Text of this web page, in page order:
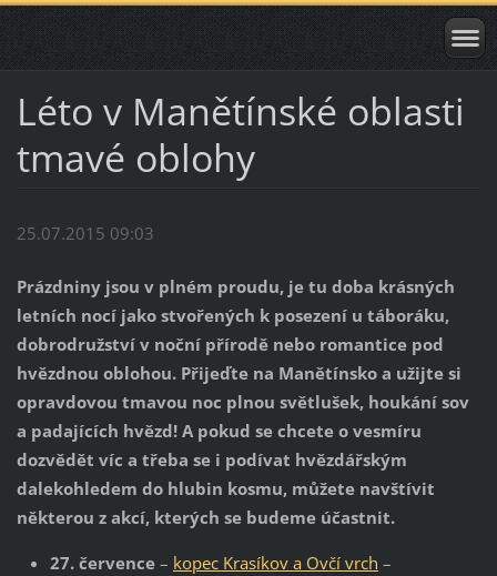
Léto v Manětínské oblasti
tmavé oblohy
25.07.2015 09:03
Prázdniny jsou v plném proudu, je tu doba krásných
letních nocí jako stvořených k posezení u táboráku,
dobrodružství v noční přírodě nebo romantice pod
hvězdnou oblohou. Přijeďte na Manětínsko a užijte si
opravdovou tmavou noc plnou světlušek, houkání sov
a padajících hvězd! A pokud se chcete o vesmíru
dozvědět víc a třeba se i podívat hvězdářským
dalekohledem do hlubin kosmu, můžete navštívit
některou z akcí, kterých se budeme účastnit.
27. července– kopec Krasíkov a Ovčí vrch –